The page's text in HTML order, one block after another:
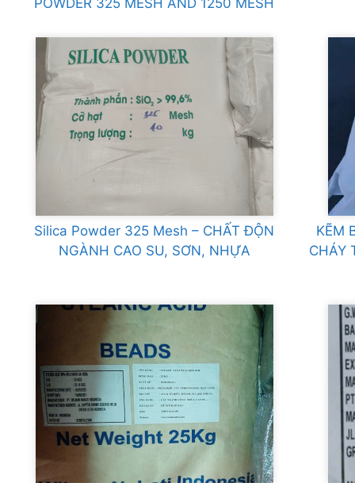
POWDER 325 MESH AND 1250 MESH
Silica Powder 325 Mesh – CHẤT ĐỘN
NGÀNH CAO SU, SƠN, NHỰA
KẼM
CHÁY